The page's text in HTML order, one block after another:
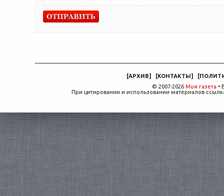
[АРХИВ] [КОНТАКТЫ] [
© 2007-2026 Моя газета •
При цитировании и использовании материалов